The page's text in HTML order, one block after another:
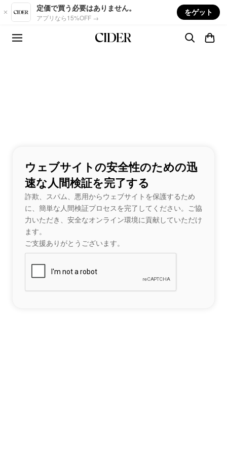
Skip to main content
定価で買う必要はありません。
アプリなら15%OFF →
をゲット
ウェブサイトの安全性のための迅
速な人間検証を完了する
詐欺、スパム、悪用からウェブサイトを保護するため
に、簡単な人間検証プロセスを完了してください。ご協
力いただき、安全なオンライン環境に貢献していただけ
ます。
ご支援ありがとうございます。